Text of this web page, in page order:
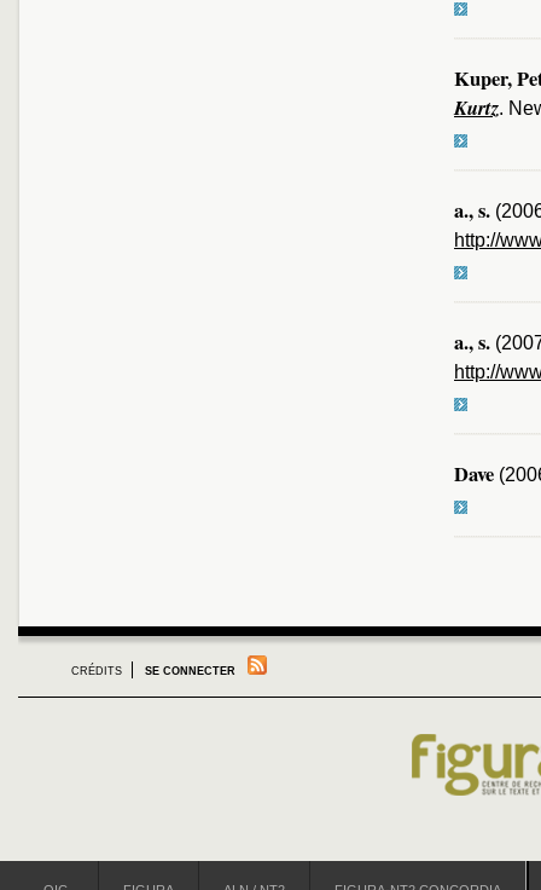
Kuper,
Kurtz.
a., s.
http://
a., s.
http://
Dave
CRÉDITS SE CONNECTER